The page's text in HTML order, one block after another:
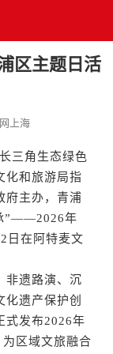
区主题日活
上海
三角生态绿色
化和旅游局指
府主办，青浦
”——2026年
日在阿特麦文
遗路演、沉
遗产保护创
式发布2026年
为区域文旅融合